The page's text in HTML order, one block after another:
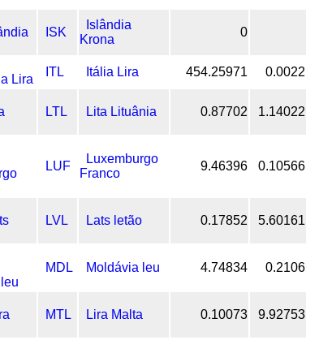
ISK
Islândia
Krona
0
ITL Itália Lira 454.25971 0.0022
LTL Lita Lituânia 0.87702 1.14022
LUF
Luxemburgo
Franco
9.46396 0.10566
LVL Lats letão 0.17852 5.60161
MDL Moldávia leu 4.74834 0.2106
MTL Lira Malta 0.10073 9.92753